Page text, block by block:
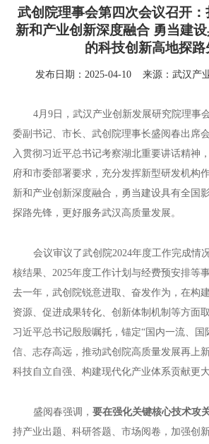
武创院理事会第四次会议召开：
新和产业创新深度融合 勇当建
的科技创新高地探路
发布日期：2025-04-10 来源：武汉产
4月9日，武汉产业创新发展研究院理事
委副书记、市长、武创院理事长盛阅春出席
入贯彻习近平总书记考察湖北重要讲话精神
府和市委部署要求，充分发挥新型研发机构
新和产业创新深度融合，勇当建设具有全国
探路先锋，更好服务武汉高质量发展。
会议审议了武创院2024年度工作完成情
核结果、2025年度工作计划与经费预安排等
去一年，武创院锐意进取、奋发作为，在构
资源、促进成果转化、创新体制机制等方面
习近平总书记殷殷嘱托，锚定“国内一流、国
信、志存高远，推动武创院高质量发展再上
科技自立自强、构建现代化产业体系贡献更大
盛阅春强调， 要在强化关键核心技术攻
持产业出题、科研答题、市场阅卷，加强创